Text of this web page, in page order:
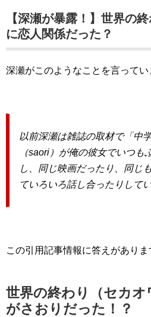
【深瀬が暴露！】世界の
に恋人関係だった？
深瀬がこのようなことを言ってい
以前深瀬は雑誌の取材で「中
（saori）が俺の彼女でいつも
し、同じ映画だったり、同じ
ていろいろ話し合ったりして
この引用記事情報に答えがありま
世界の終わり（セカオ
がさおりだった！？